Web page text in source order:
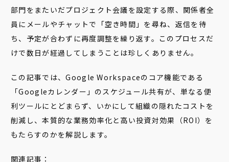
部門をまたいだプロジェクト会議を設定する際、関係者全
員にメールやチャットで「空き時間」を尋ね、返信を待
ち、予定が合わずに再度調整を繰り返す。このプロセスだ
けで数日が経過してしまうことは珍しくありません。
この記事では、Google Workspaceのコア機能である
「Googleカレンダー」のスケジュール共有が、単なる便
利ツールにとどまらず、いかにして組織の隠れたコストを
削減し、本質的な業務効率化と高い投資対効果（ROI）を
もたらすのかを解説します。
関連記事：